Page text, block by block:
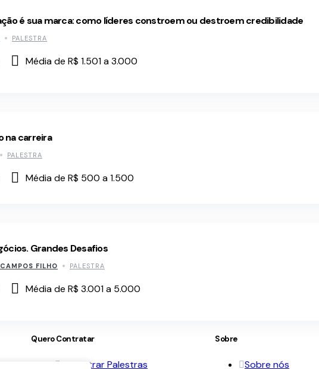
é sua marca: como líderes constroem ou destroem credibilidade
PALESTRA
Média de R$ 1.501 a 3.000
na carreira
PALESTRA
Média de R$ 500 a 1.500
Grandes Desafios
FILHO PALESTRA
Média de R$ 3.001 a 5.000
Quero Contratar
Encontrar Palestras
Sobre
Sobre nós